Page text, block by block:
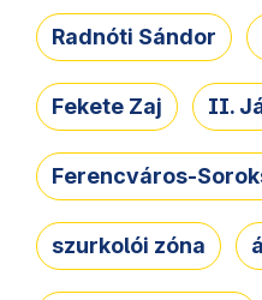
Radnóti Sándor
Fekete Zaj II.
Ferencváros-
szurkolói zóna